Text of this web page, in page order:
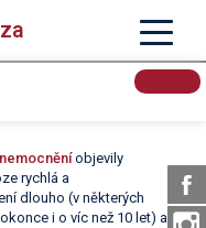
objevily
rychlá a
dlouho (v některých
i o víc než 10 let) a